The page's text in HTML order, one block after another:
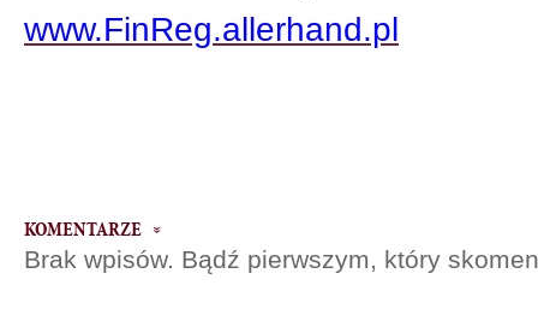
www.FinReg.allerhand.pl
KOMENTARZE
Brak wpisów. Bądź pierwszym, który